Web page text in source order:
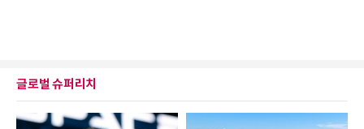
글로벌 슈퍼리치